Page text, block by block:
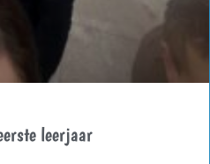
leerjaar